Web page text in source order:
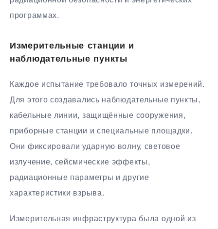
программах.
Измерительные станции и
наблюдательные пункты
Каждое испытание требовало точных измерений.
Для этого создавались наблюдательные пункты,
кабельные линии, защищённые сооружения,
приборные станции и специальные площадки.
Они фиксировали ударную волну, световое
излучение, сейсмические эффекты,
радиационные параметры и другие
характеристики взрыва.
Измерительная инфраструктура была одной из